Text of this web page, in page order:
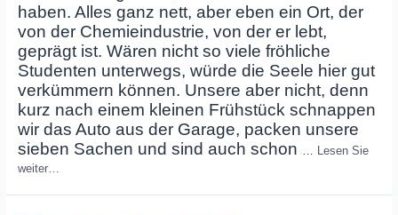
haben. Alles ganz nett, aber eben ein Ort, der
von der Chemieindustrie, von der er lebt,
geprägt ist. Wären nicht so viele fröhliche
Studenten unterwegs, würde die Seele hier gut
verkümmern können. Unsere aber nicht, denn
kurz nach einem kleinen Frühstück schnappen
wir das Auto aus der Garage, packen unsere
sieben Sachen und sind auch schon … Lesen Sie
weiter…